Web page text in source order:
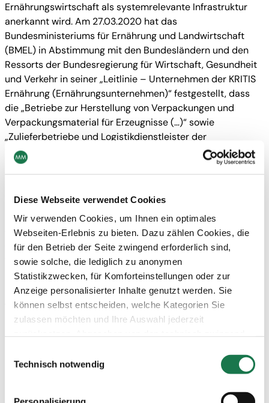
Diese Webseite verwendet Cookies
Wir verwenden Cookies, um Ihnen ein optimales
Webseiten-Erlebnis zu bieten. Dazu zählen Cookies, die
für den Betrieb der Seite zwingend erforderlich sind,
sowie solche, die lediglich zu anonymen
Statistikzwecken, für Komforteinstellungen oder zur
Anzeige personalisierter Inhalte genutzt werden. Sie
können selbst entscheiden, welche Kategorien Sie
zulassen möchten und Ihre Auswahl jederzeit
denen Sie gemäß Artikel 6 Abs. 1 lit. a Datenschutz-
Grundverordnung (DSGVO) zugestimmt haben. Bitte
Technisch notwendig
Ernährungswirtschaft als systemrelevante Infrastruktur
anerkannt wird. Am 27.03.2020 hat das
Bundesministeriums für Ernährung und Landwirtschaft
(BMEL) in Abstimmung mit den Bundesländern und den
Ressorts der Bundesregierung für Wirtschaft, Gesundheit
und Verkehr in seiner „Leitlinie – Unternehmen der KRITIS
Ernährung (Ernährungsunternehmen)“ festgestellt, dass
die „Betriebe zur Herstellung von Verpackungen und
Verpackungsmaterial für Erzeugnisse (…)“ sowie
„Zulieferbetriebe und Logistikdienstleister der
vorgenannten Unternehmen“ der „kritischen Infrastruktur
Ernährung“ gleichgestellt werden. Die Karton- und
als systemrelevante Unternehmen eingestuft.
Die derzeitige außergewöhnliche Situation stellt uns alle
vor großen Herausforderungen. MM Karton arbeitet mit
voller Kraft daran die Belieferung der Industrie mit
Verpackungen, insbesondere für Lebensmittel, Pharma und
Hygieneprodukte, weiterhin sicherzustellen.
​​​​​​​Download FFI Statement
———
Statement des Pro Carton Präsidenten